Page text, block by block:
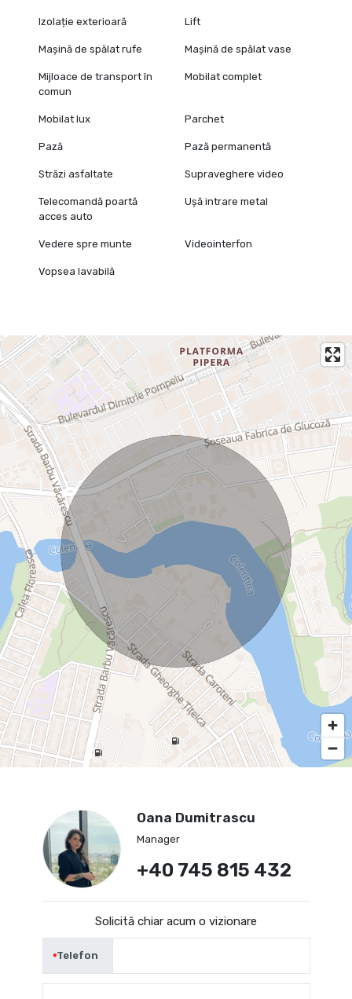
Izolație exterioară Lift
Mașină de spălat rufe Mașină de spălat vase
Mijloace de transport în
comun
Mobilat complet
Mobilat lux Parchet
Pază Pază permanentă
Străzi asfaltate Supraveghere video
Telecomandă poartă
acces auto
Ușă intrare metal
Vedere spre munte Videointerfon
Vopsea lavabilă
Oana Dumitrascu
Manager
+40 745 815 432
Solicită chiar acum o vizionare
Telefon